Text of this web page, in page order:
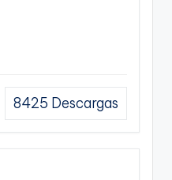
8425 Descargas